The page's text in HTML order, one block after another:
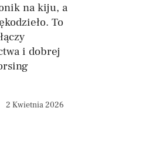
na kiju, a
To
i dobrej
2 Kwietnia 2026